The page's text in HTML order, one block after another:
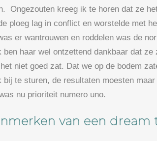
Ongezouten kreeg ik te horen dat ze
ploeg lag in conflict en worstelde met
er wantrouwen en roddelen was de
haar wel ontzettend dankbaar dat
niet goed zat. Dat we op de bodem
bij te sturen, de resultaten moesten
nu prioriteit numero uno.
van een dream